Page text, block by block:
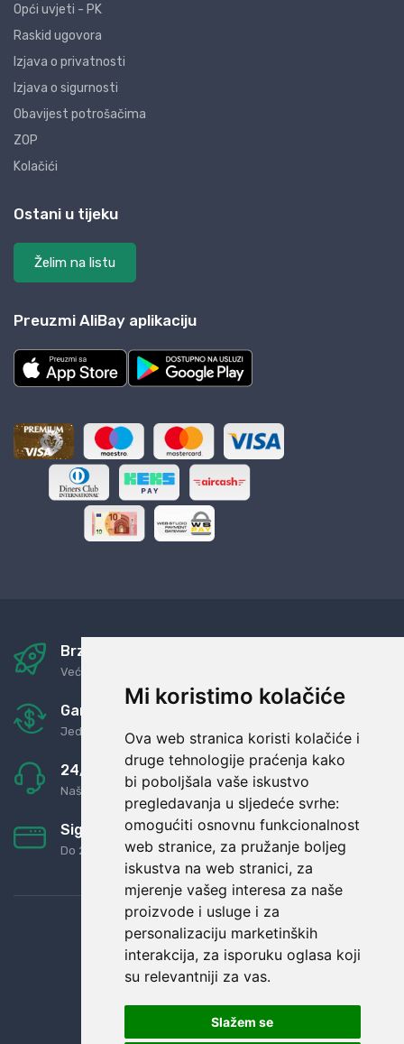
Mi koristimo kolačiće
Ova web stranica koristi kolačiće i
druge tehnologije praćenja kako
bi poboljšala vaše iskustvo
pregledavanja u sljedeće svrhe:
omogućiti osnovnu funkcionalnost
web stranice, za pružanje boljeg
iskustva na web stranici, za
mjerenje vašeg interesa za naše
proizvode i usluge i za
personalizaciju marketinških
interakcija, za isporuku oglasa koji
su relevantniji za vas.
Slažem se
Opći uvjeti - PK
Raskid ugovora
Izjava o privatnosti
Izjava o sigurnosti
Obavijest potrošačima
ZOP
Kolačići
Ostani u tijeku
Želim na listu
Preuzmi AliBay aplikaciju
Brza i sigurna dostava
Već za nekoliko dana kod vas
Garancija u povrat novaca
Jednostavno pravilo: Roba za novac
24/7 odlična podrška
Naši agenti uvijek na raspolaganju
Sigurno obročno plaćanje
Do 24 rata bez kamata